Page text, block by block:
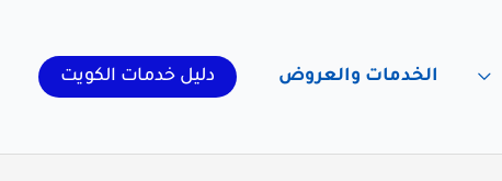
الخدمات والعروض دليل خدمات الكويت